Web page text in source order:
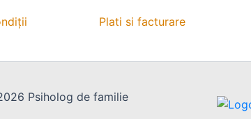
Plati si facturare
Psiholog de familie